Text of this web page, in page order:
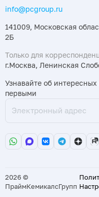
info@pcgroup.ru
141009, Московская
2Б
Только для
г.Москва, Ленинская
Узнавайте об
первыми
2026 ©
ПраймКемикалсГрупп